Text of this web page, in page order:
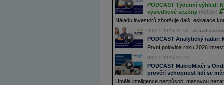
PODCAST Týdenní výhled:
výsledkové sezóny (4093x)
Náladu investorů zhoršuje další eskalace
09.07.2026 10:51,
PODCAST Analytický radar:
První polovina roku 2026
08.07.2026 10:27
PODCAST MakroMixér s
prověří schopnost lidí se
Umělá inteligence nezpůsobí masovou